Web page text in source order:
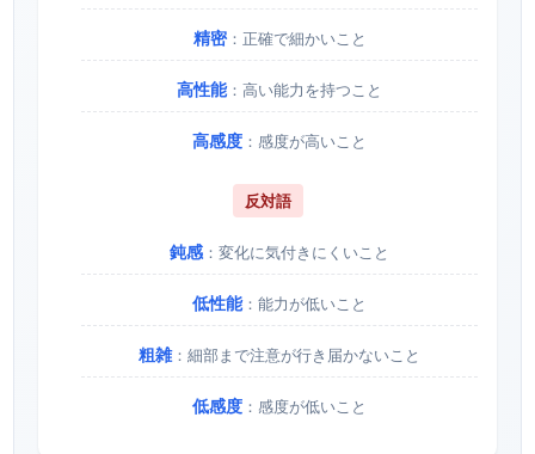
精密：正確で細かいこと
高性能：高い能力を持つこと
高感度 ：感度が高いこと
反対語
鈍感 ：変化に気付きにくいこと
低性能：能力が低いこと
粗雑：細部まで注意が行き届かないこと
低感度 ：感度が低いこと